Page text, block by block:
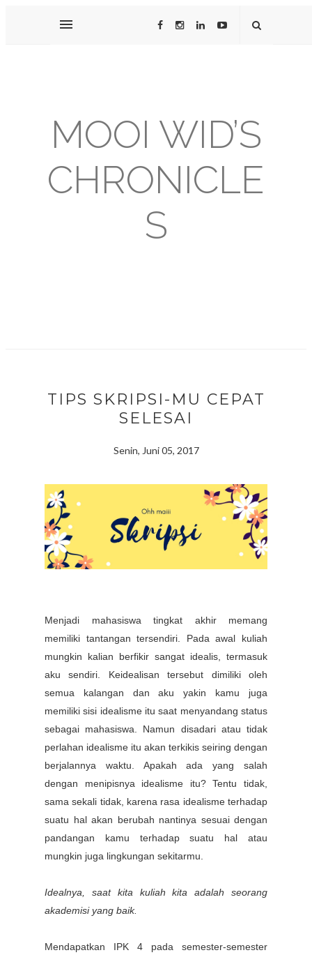
MOOI WID’S
CHRONICLE
S
TIPS SKRIPSI-MU CEPAT
SELESAI
Senin, Juni 05, 2017
Menjadi mahasiswa tingkat akhir memang
memiliki tantangan tersendiri. Pada awal kuliah
mungkin kalian berfikir sangat idealis, termasuk
aku sendiri. Keidealisan tersebut dimiliki oleh
semua kalangan dan aku yakin kamu juga
memiliki sisi idealisme itu saat menyandang status
sebagai mahasiswa. Namun disadari atau tidak
perlahan idealisme itu akan terkikis seiring dengan
berjalannya waktu. Apakah ada yang salah
dengan menipisnya idealisme itu? Tentu tidak,
sama sekali tidak, karena rasa idealisme terhadap
suatu hal akan berubah nantinya sesuai dengan
pandangan kamu terhadap suatu hal atau
mungkin juga lingkungan sekitarmu.
Idealnya, saat kita kuliah kita adalah seorang
akademisi yang baik.
Mendapatkan IPK 4 pada semester-semester